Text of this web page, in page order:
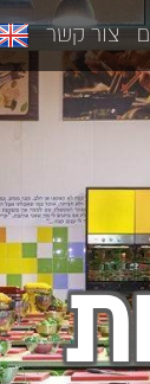
צור קשר